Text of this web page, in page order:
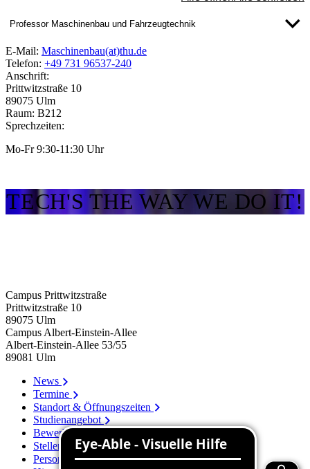
Professor Maschinenbau und Fahrzeugtechnik
E-Mail: Maschinenbau(at)thu.de
Telefon: +49 731 96537-240
Anschrift:
Prittwitzstraße 10
89075 Ulm
Raum: B212
Sprechzeiten:
Mo-Fr 9:30-11:30 Uhr
TECH'S THE WAY WE DO IT!
Campus Prittwitzstraße
Prittwitzstraße 10
89075 Ulm
Campus Albert-Einstein-Allee
Albert-Einstein-Allee 53/​55
89081 Ulm
News
Termine
Standort & Öffnungszeiten
Studienangebot
Bewerbung
Stellenangebote
Personenverzeichnis